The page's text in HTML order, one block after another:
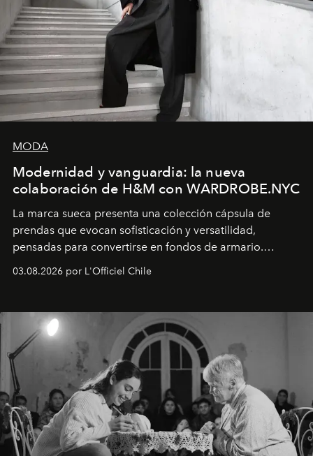
MODA
Modernidad y vanguardia: la nueva
colaboración de H&M con WARDROBE.NYC
La marca sueca presenta una colección cápsula de
prendas que evocan sofisticación y versatilidad,
pensadas para convertirse en fondos de armario.
Disponible en Chile desde el 6 de agosto.
03.08.2026 por L'Officiel Chile